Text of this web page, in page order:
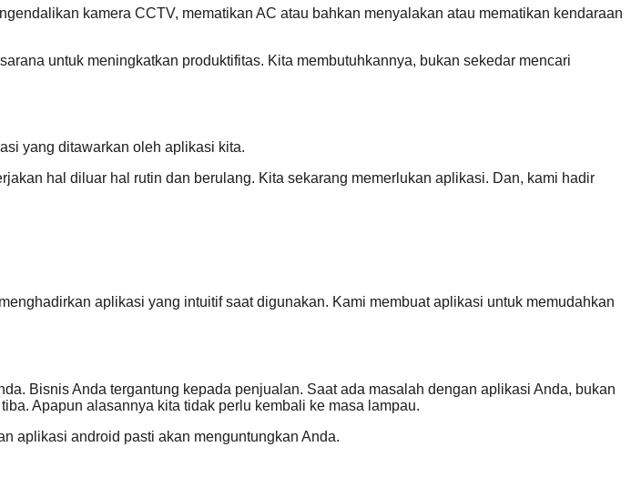
kamera CCTV, mematikan AC atau bahkan menyalakan atau mematikan kendaraan
untuk meningkatkan produktifitas. Kita membutuhkannya, bukan sekedar mencari
yang ditawarkan oleh aplikasi kita.
hal diluar hal rutin dan berulang. Kita sekarang memerlukan aplikasi. Dan, kami hadir
aplikasi yang intuitif saat digunakan. Kami membuat aplikasi untuk memudahkan
Bisnis Anda tergantung kepada penjualan. Saat ada masalah dengan aplikasi Anda, bukan
Apapun alasannya kita tidak perlu kembali ke masa lampau.
aplikasi android pasti akan menguntungkan Anda.